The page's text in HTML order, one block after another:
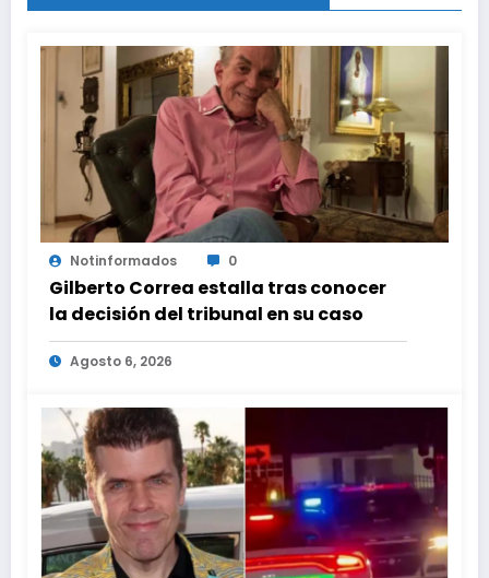
Notinformados 0
Gilberto Correa estalla tras conocer
la decisión del tribunal en su caso
Agosto 6, 2026